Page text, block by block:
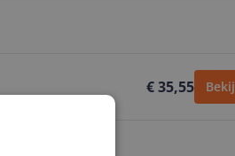
€ 35,55